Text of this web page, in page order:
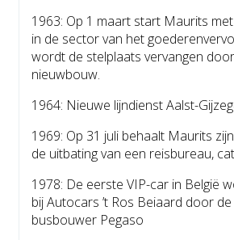
1963: Op 1 maart start Maurits
in de sector van het
wordt de stelplaats vervangen
nieuwbouw.
1964: Nieuwe lijndienst Aalst-
1969: Op 31 juli behaalt Maurits
de uitbating van een reisbureau,
1978: De eerste VIP-car in België
bij Autocars ’t Ros Beiaard door
busbouwer Pegaso